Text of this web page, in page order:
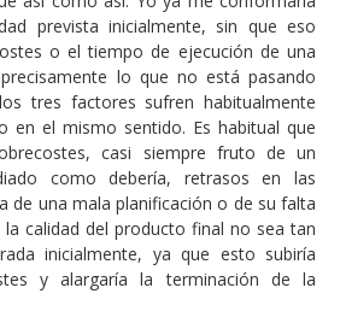
prevista inicialmente, sin que eso
o el tiempo de ejecución de una
lo que no está pasando
tres factores sufren habitualmente
en el mismo sentido. Es habitual que
casi siempre fruto de un
como debería, retrasos en las
de una mala planificación o de su falta
calidad del producto final no sea tan
inicialmente, ya que esto subiría
y alargaría la terminación de la